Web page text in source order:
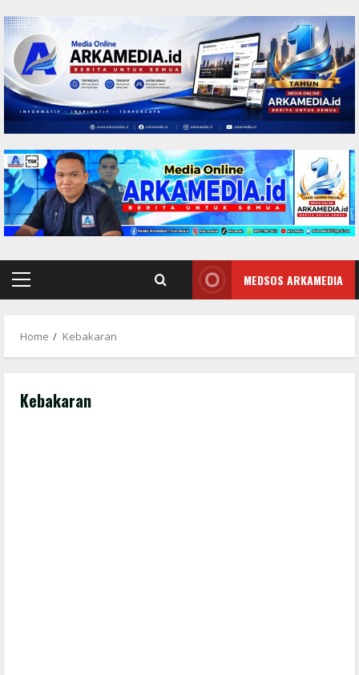
to
content
Primary
MEDSOS ARKAMEDIA
Home Kebakaran
Kebakaran